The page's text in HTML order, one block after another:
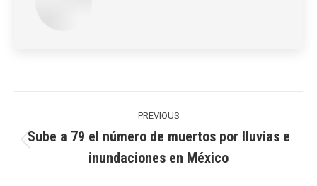
PREVIOUS
post:
Sube a 79 el número de muertos por lluvias e
inundaciones en México